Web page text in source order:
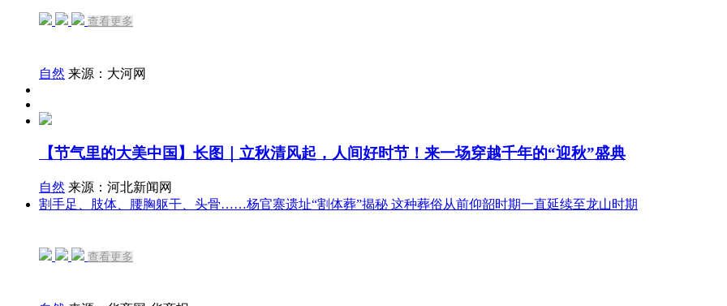
查看更多
自然 来源：大河网
【节气里的大美中国】长图｜立秋清风起，人间好时节！来一场穿越千年的“迎秋”盛典
自然 来源：河北新闻网
割手足、肢体、腰胸躯干、头骨……杨官寨遗址“割体葬”揭秘 这种葬俗从前仰韶时期一直延续至龙山时期
查看更多